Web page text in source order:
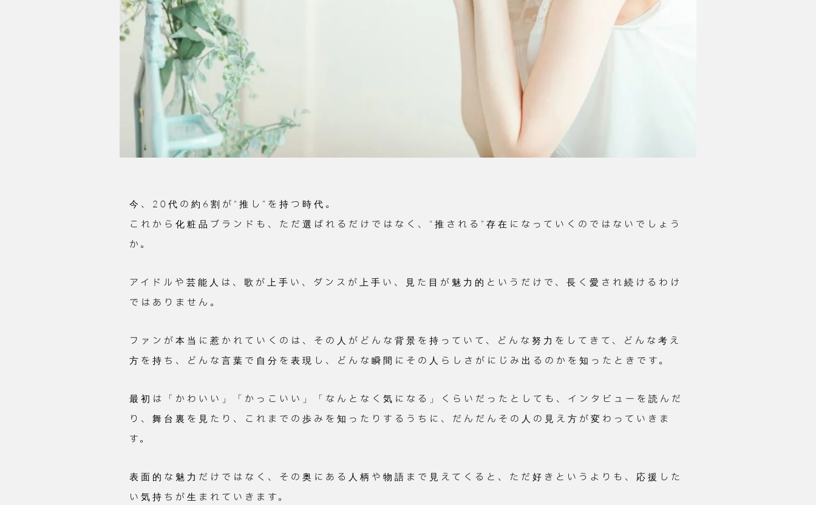
今、20代の約6割が“推し”を持つ時代。
これから化粧品ブランドも、ただ選ばれるだけではなく、“推される”存在になっていくのではないでしょう
か。
アイドルや芸能人は、歌が上手い、ダンスが上手い、見た目が魅力的というだけで、長く愛され続けるわけ
ではありません。
ファンが本当に惹かれていくのは、その人がどんな背景を持っていて、どんな努力をしてきて、どんな考え
方を持ち、どんな言葉で自分を表現し、どんな瞬間にその人らしさがにじみ出るのかを知ったときです。
最初は「かわいい」「かっこいい」「なんとなく気になる」くらいだったとしても、インタビューを読んだ
り、舞台裏を見たり、これまでの歩みを知ったりするうちに、だんだんその人の見え方が変わっていきま
す。
表面的な魅力だけではなく、その奥にある人柄や物語まで見えてくると、ただ好きというよりも、応援した
い気持ちが生まれていきます。